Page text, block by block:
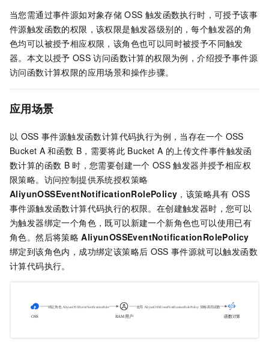
当您需通过事件源如对象存储 OSS 触发函数执行时，可授予该事
件源触发函数的权限，该权限是触发器级别的，每个触发器的角
色均可以被授予相应权限，该角色也可以同时被授予不同触发
器。本文以授予 OSS 访问函数计算的权限为例，介绍授予事件源
访问函数计算权限的应用场景和操作步骤。
应用场景
以 OSS 事件源触发函数计算代码执行为例，当存在一个 OSS
Bucket A 和函数 B，需要将此 Bucket A 的上传文件事件触发函
数计算的函数 B 时，您需要创建一个 OSS 触发器并授予相应权
限策略。访问控制提供系统授权策略
AliyunOSSEventNotificationRolePolicy ，该策略具有 OSS
事件源触发函数计算代码执行的权限。在创建触发器时，您可以
为触发器绑定一个角色，既可以新建一个新角色也可以使用已有
角色。然后将策略 AliyunOSSEventNotificationRolePolicy
绑定到该角色内，成功绑定该策略后 OSS 事件源就可以触发函数
计算代码执行。